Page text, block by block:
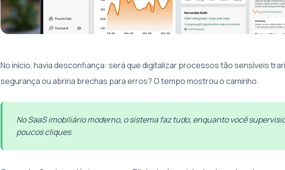
No início, havia desconfiança: será que digitalizar processos tão sensíveis
segurança ou abriria brechas para erros? O tempo mostrou o caminho.
No SaaS imobiliário moderno, o sistema faz tudo, enquanto você
poucos cliques.